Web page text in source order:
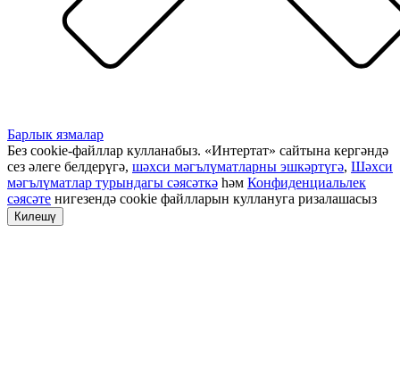
Барлык язмалар
Без cookie-файллар кулланабыз. «Интертат» сайтына кергәндә
сез әлеге белдерүгә, шәхси мәгълүматларны эшкәртүгә, Шәхси
мәгълүматлар турындагы сәясәткә һәм Конфиденциальлек
сәясәте нигезендә cookie файлларын куллануга ризалашасыз
Килешү